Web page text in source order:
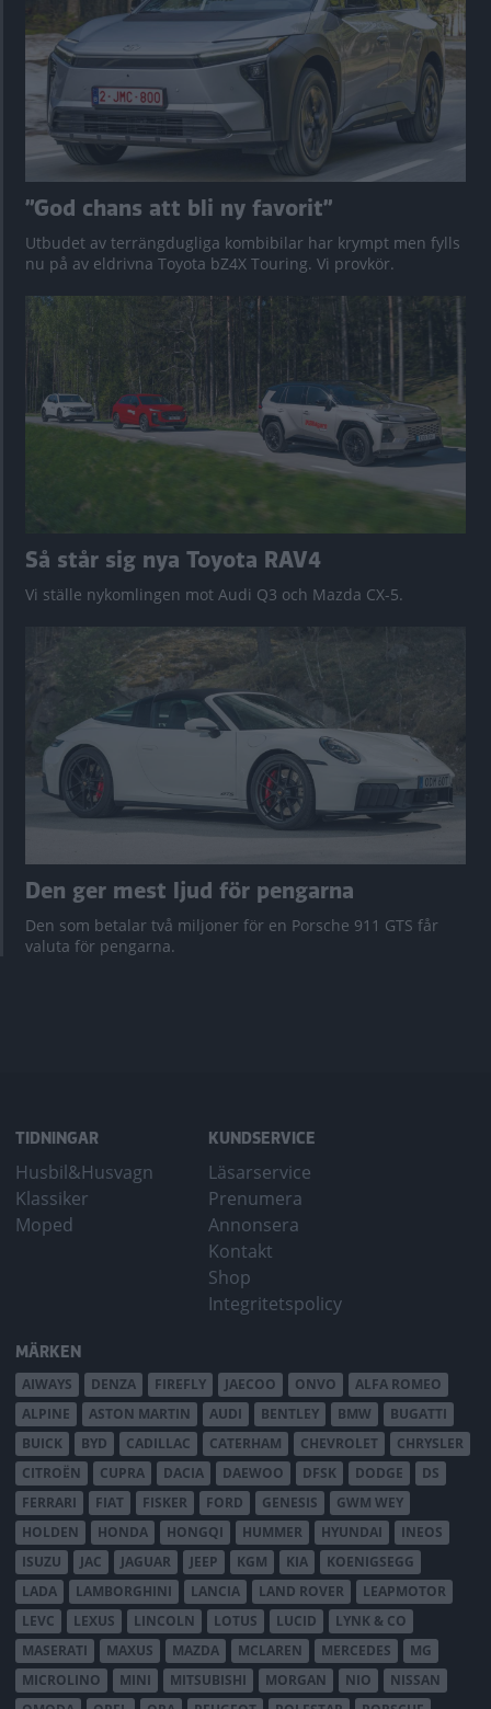
”God chans att bli ny favorit”
Utbudet av terrängdugliga kombibilar har krympt men fylls
nu på av eldrivna Toyota bZ4X Touring. Vi provkör.
Så står sig nya Toyota RAV4
Vi ställe nykomlingen mot Audi Q3 och Mazda CX-5.
Den ger mest ljud för pengarna
Den som betalar två miljoner för en Porsche 911 GTS får
valuta för pengarna.
TIDNINGAR
Husbil&Husvagn
Klassiker
Moped
KUNDSERVICE
Läsarservice
Prenumera
Annonsera
Kontakt
Shop
Integritetspolicy
MÄRKEN
AIWAYS DENZA FIREFLY JAECOO ONVO
ALFA ROMEO
ALPINE
ASTON MARTIN AUDI BENTLEY BMW
BUGATTI
BUICK
BYD CADILLAC CATERHAM CHEVROLET
CHRYSLER
CITROËN
CUPRA DACIA DAEWOO DFSK DODGE
DS
FERRARI
FIAT FISKER FORD GENESIS
GWM WEY
HOLDEN
HONDA HONGQI HUMMER HYUNDAI
INEOS
ISUZU
JAC JAGUAR JEEP KGM KIA
KOENIGSEGG
LADA
LAMBORGHINI LANCIA LAND ROVER
LEAPMOTOR
LEVC
LEXUS LINCOLN LOTUS LUCID
LYNK & CO
MASERATI
MAXUS MAZDA MCLAREN MERCEDES
MG
MICROLINO
MINI MITSUBISHI MORGAN NIO
NISSAN